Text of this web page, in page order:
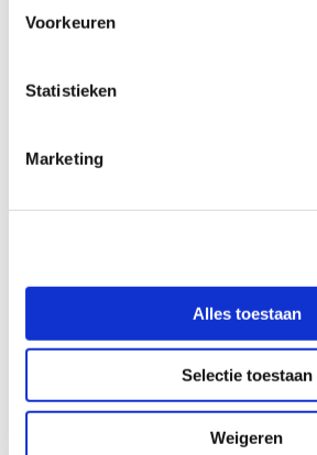
Voorkeuren
Statistieken
Marketing
Alles toestaan
Selectie toestaan
Weigeren